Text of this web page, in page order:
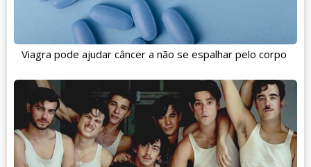
Viagra pode ajudar câncer a não se espalhar pelo corpo